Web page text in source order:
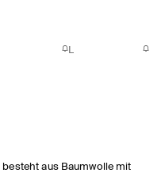
L
aus Baumwolle mit